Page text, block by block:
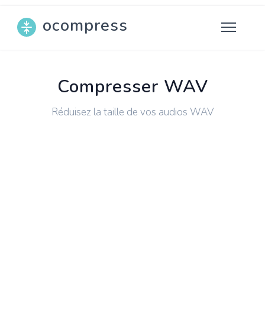
ocompress
Compresser WAV
Réduisez la taille de vos audios WAV